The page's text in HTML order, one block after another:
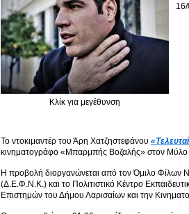
Κλίκ για μεγέθυνση
Το ντοκιμαντέρ του Άρη Χατζηστεφάνου
κινηματογράφο «Μπαρμπής Βοζαλής» στον Μύλο
Η προβολή διοργανώνεται από τον Όμιλο Φίλων
(Δ.Ε.Φ.Ν.Κ.) και το Πολιτιστικό Κέντρο
Επιστημών του Δήμου Λαρισαίων και την